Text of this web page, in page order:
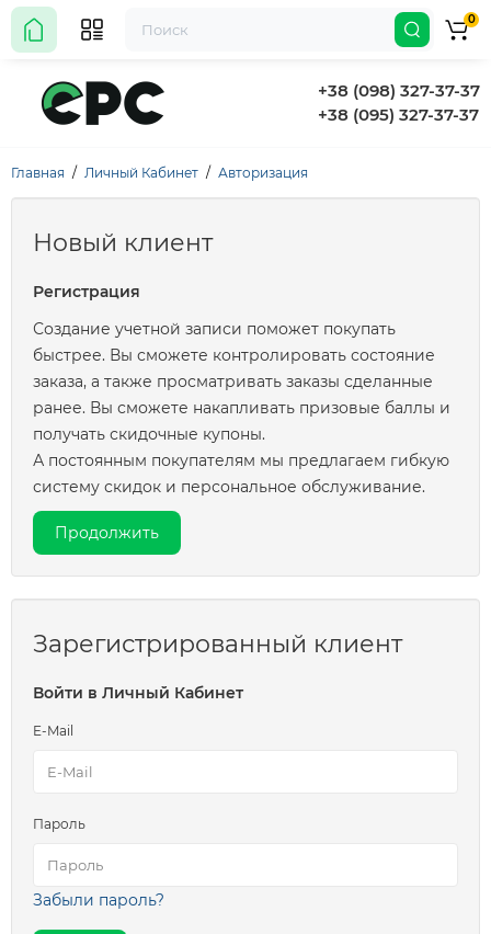
+38 (098) 327-37-37
+38 (095) 327-37-37
0
Главная Личный Кабинет Авторизация
Новый клиент
Регистрация
Создание учетной записи поможет покупать
быстрее. Вы сможете контролировать состояние
заказа, а также просматривать заказы сделанные
ранее. Вы сможете накапливать призовые баллы и
получать скидочные купоны.
А постоянным покупателям мы предлагаем гибкую
систему скидок и персональное обслуживание.
Продолжить
Зарегистрированный клиент
Войти в Личный Кабинет
E-Mail
Пароль
Забыли пароль?